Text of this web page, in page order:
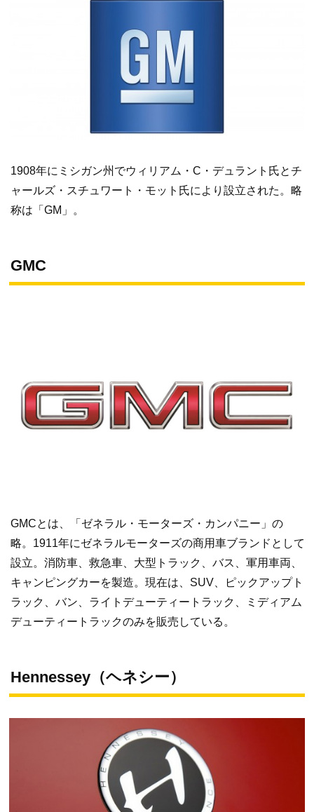
1908年にミシガン州でウィリアム・C・デュラント氏とチ
ャールズ・スチュワート・モット氏により設立された。略
称は「GM」。
GMC
GMCとは、「ゼネラル・モーターズ・カンパニー」の
略。1911年にゼネラルモーターズの商用車ブランドとして
設立。消防車、救急車、大型トラック、バス、軍用車両、
キャンピングカーを製造。現在は、SUV、ピックアップト
ラック、バン、ライトデューティートラック、ミディアム
デューティートラックのみを販売している。
Hennessey（ヘネシー）